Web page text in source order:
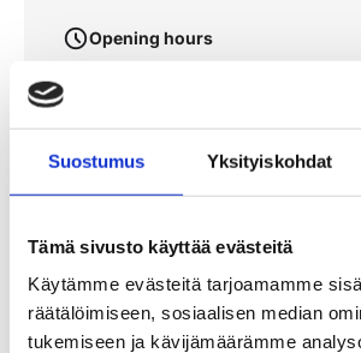
Suostumus Yksityiskohdat
Tämä sivusto käyttää evästeitä
Käytämme evästeitä tarjoamamme
räätälöimiseen, sosiaalisen median
tukemiseen ja kävijämäärämme
Opening hours